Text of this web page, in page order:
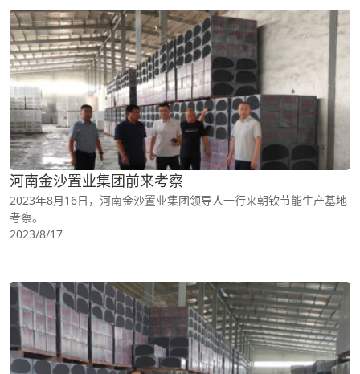
河南金沙置业集团前来考察
2023年8月16日，河南金沙置业集团领导人一行来朝钦节能生产基地
考察。
2023/8/17